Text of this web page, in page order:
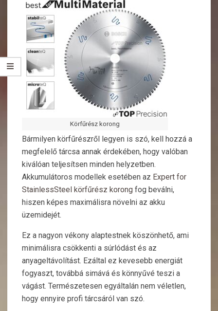
Körfűrész korong
Bármilyen körfűrészről legyen is szó, kell hozzá a
megfelelő tárcsa annak érdekében, hogy valóban
kiválóan teljesítsen minden helyzetben.
Akkumulátoros modellek esetében az Expert for
StainlessSteel körfűrész korong fog beválni,
hiszen képes maximálisra növelni az akku
üzemidejét.
Ez a nagyon vékony alaptestnek köszönhető, ami
minimálisra csökkenti a súrlódást és az
anyageltávolítást. Ezáltal ez kevesebb energiát
fogyaszt, továbbá simává és könnyűvé teszi a
vágást. Természetesen egyáltalán nem véletlen,
hogy ennyire profi tárcsáról van szó.